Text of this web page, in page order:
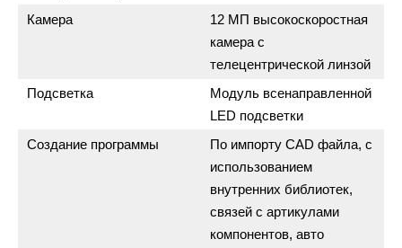
Камера
12 МП высокоскоростная
камера с
телецентрической линзой
Подсветка
Модуль всенаправленной
LED подсветки
Создание программы
По импорту CAD файла, с
использованием
внутренних библиотек,
связей с артикулами
компонентов, авто